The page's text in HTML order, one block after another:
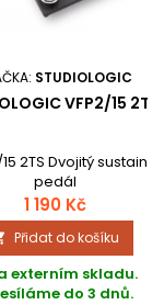
STUDIOLOGIC
VFP2/15 2TS
2TS Dvojitý sustain
pedál
1 190 Kč
Přidat do košíku
externím skladu.
do 3 dnů.